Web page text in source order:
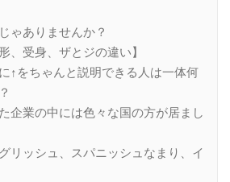
ゃありませんか？
、受身、ザとジの違い】
↑をちゃんと説明できる人は一体何
企業の中には色々な国の方が居まし
リッシュ、スパニッシュなまり、イ